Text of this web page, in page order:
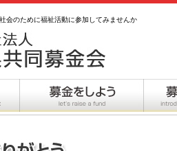
会のために福祉活動に参加してみませんか